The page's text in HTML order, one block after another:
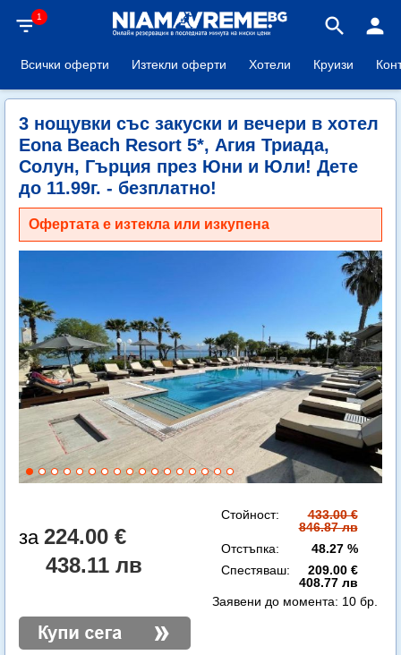
filter_list1 search person
Всички оферти Изтекли оферти Хотели Круизи
3 нощувки със закуски и вечери в хотел
Eona Beach Resort 5*, Агия Триада,
Солун, Гърция през Юни и Юли! Дете
до 11.99г. - безплатно!
Офертата е изтекла или изкупена
224.00 €
438.11 лв
Стойност:
433.00 €
846.87 лв
Отстъпка:
48.27 %
Спестяваш:
209.00 €
408.77 лв
Заявени до момента: 10 бр.